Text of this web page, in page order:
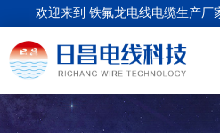
欢迎来到 铁氟龙电线电缆生产厂